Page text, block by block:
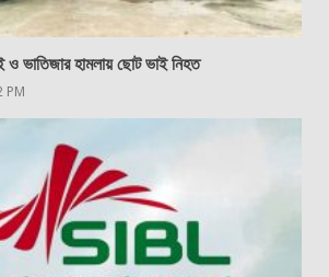
ও ভাতিজার হামলায় ছোট ভাই নিহত
PM